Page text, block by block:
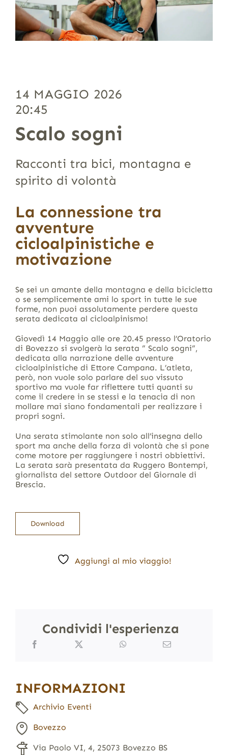
14 MAGGIO 2026
20:45
Scalo sogni
Racconti tra bici, montagna e
spirito di volontà
La connessione tra
avventure
cicloalpinistiche e
motivazione
Se sei un amante della montagna e della bicicletta
o se semplicemente ami lo sport in tutte le sue
forme, non puoi assolutamente perdere questa
serata dedicata al cicloalpinismo!
Giovedì 14 Maggio alle ore 20.45 presso l’Oratorio
di Bovezzo si svolgerà la serata ” Scalo sogni”,
dedicata alla narrazione delle avventure
cicloalpinistiche di Ettore Campana. L’atleta,
però, non vuole solo parlare del suo vissuto
sportivo ma vuole far riflettere tutti quanti su
come il credere in se stessi e la tenacia di non
mollare mai siano fondamentali per realizzare i
propri sogni.
Una serata stimolante non solo all’insegna dello
sport ma anche della forza di volontà che si pone
come motore per raggiungere i nostri obbiettivi.
La serata sarà presentata da Ruggero Bontempi,
giornalista del settore Outdoor del Giornale di
Brescia.
Download
Aggiungi al mio viaggio!
Condividi l'esperienza
INFORMAZIONI
Archivio Eventi
Bovezzo
Via Paolo VI, 4, 25073 Bovezzo BS